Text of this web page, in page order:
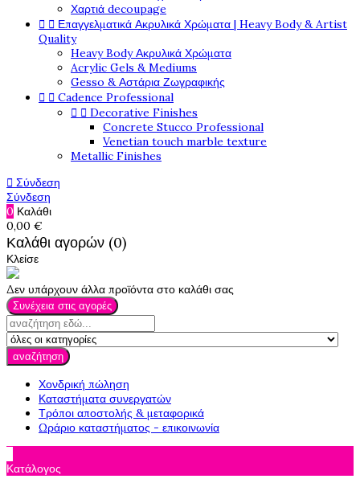
Χαρτιά decoupage
  Επαγγελματικά Ακρυλικά Χρώματα | Heavy Body & Artist
Quality
Heavy Body Ακρυλικά Χρώματα
Acrylic Gels & Mediums
Gesso & Αστάρια Ζωγραφικής
  Cadence Professional
  Decorative Finishes
Concrete Stucco Professional
Venetian touch marble texture
Metallic Finishes
 Σύνδεση
Σύνδεση
0 Καλάθι
0,00 €
Καλάθι αγορών (0)
Κλείσε
Δεν υπάρχουν άλλα προϊόντα στο καλάθι σας
Συνέχεια στις αγορές
αναζήτηση
Χονδρική πώληση
Καταστήματα συνεργατών
Τρόποι αποστολής & μεταφορικά
Ωράριο καταστήματος - επικοινωνία
Κατάλογος